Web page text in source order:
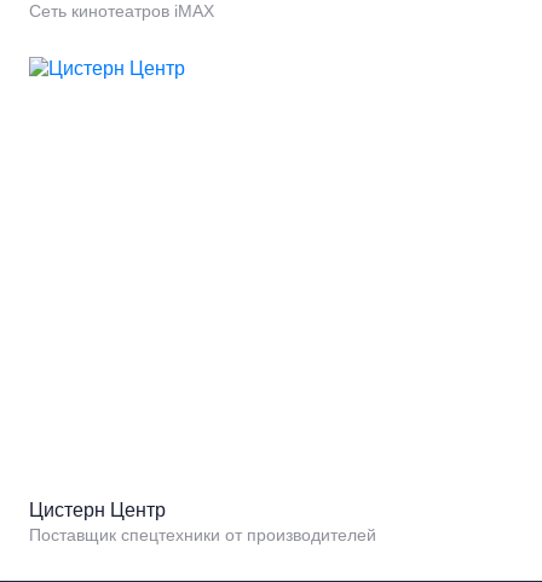
Сеть кинотеатров iMAX
Цистерн Центр
Поставщик спецтехники от производителей